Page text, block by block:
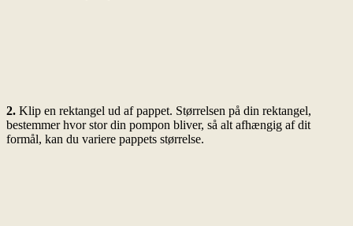
2. Klip en rektangel ud af pappet. Størrelsen på din rektangel,
bestemmer hvor stor din pompon bliver, så alt afhængig af dit
formål, kan du variere pappets størrelse.